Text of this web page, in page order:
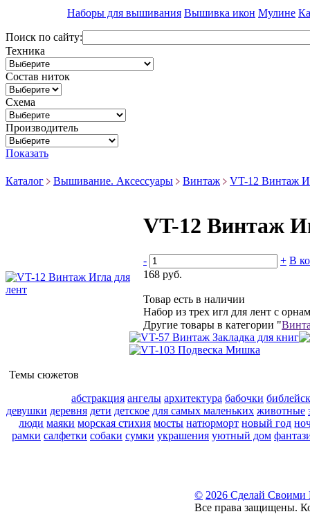
Наборы для вышивания Вышивка икон Мулине
Поиск по сайту:
Техника
Состав ниток
Схема
Производитель
Показать
Каталог Вышивание. Аксессуары Винтаж VT-12 Винтаж
VT-12 Винтаж
- + В
168 руб.
Товар есть в наличии
Набор из трех игл для лент с
Другие товары в категории "
Темы сюжетов
абстракция ангелы архитектура бабочки
девушки деревня дети детское для самых маленьких животные
люди маяки морская стихия мосты натюрморт новый год
рамки салфетки собаки сумки украшения уютный дом
© 2026 Сделай Своими
Все права защищены.